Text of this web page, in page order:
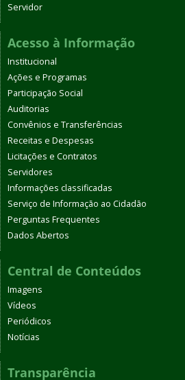
Servidor
Acesso à Informação
Institucional
Ações e Programas
Participação Social
Auditorias
Convênios e Transferências
Receitas e Despesas
Licitações e Contratos
Servidores
Informações classificadas
Serviço de Informação ao Cidadão
Perguntas Frequentes
Dados Abertos
Central de Conteúdos
Imagens
Vídeos
Periódicos
Notícias
Transparência